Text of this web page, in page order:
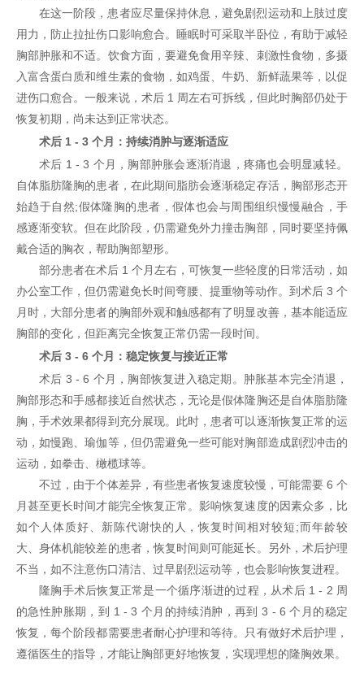
在这一阶段，患者应尽量保持休息，避免剧烈运动和上肢过度
用力，防止拉扯伤口影响愈合。睡眠时可采取半卧位，有助于减轻
胸部肿胀和不适。饮食方面，要避免食用辛辣、刺激性食物，多摄
入富含蛋白质和维生素的食物，如鸡蛋、牛奶、新鲜蔬果等，以促
进伤口愈合。一般来说，术后 1 周左右可拆线，但此时胸部仍处于
恢复初期，尚未达到正常状态。
术后 1 - 3 个月：持续消肿与逐渐适应
术后 1 - 3 个月，胸部肿胀会逐渐消退，疼痛也会明显减轻。
自体脂肪隆胸的患者，在此期间脂肪会逐渐稳定存活，胸部形态开
始趋于自然;假体隆胸的患者，假体也会与周围组织慢慢融合，手
感逐渐变软。但在此阶段，仍需避免外力撞击胸部，同时要坚持佩
戴合适的胸衣，帮助胸部塑形。
部分患者在术后 1 个月左右，可恢复一些轻度的日常活动，如
办公室工作，但仍需避免长时间弯腰、提重物等动作。到术后 3 个
月时，大部分患者的胸部外观和触感都有了明显改善，基本能适应
胸部的变化，但距离完全恢复正常仍需一段时间。
术后 3 - 6 个月：稳定恢复与接近正常
术后 3 - 6 个月，胸部恢复进入稳定期。肿胀基本完全消退，
胸部形态和手感都接近自然状态，无论是假体隆胸还是自体脂肪隆
胸，手术效果都得到充分展现。此时，患者可以逐渐恢复正常的运
动，如慢跑、瑜伽等，但仍需避免一些可能对胸部造成剧烈冲击的
运动，如拳击、橄榄球等。
不过，由于个体差异，有些患者恢复速度较慢，可能需要 6 个
月甚至更长时间才能完全恢复正常。影响恢复速度的因素众多，比
如个人体质好、新陈代谢快的人，恢复时间相对较短;而年龄较
大、身体机能较差的患者，恢复时间则可能延长。另外，术后护理
不当，如不注意伤口清洁、过早剧烈运动等，也会影响恢复进程。
隆胸手术后恢复正常是一个循序渐进的过程，从术后 1 - 2 周
的急性肿胀期，到 1 - 3 个月的持续消肿，再到 3 - 6 个月的稳定
恢复，每个阶段都需要患者耐心护理和等待。只有做好术后护理，
遵循医生的指导，才能让胸部更好地恢复，实现理想的隆胸效果。